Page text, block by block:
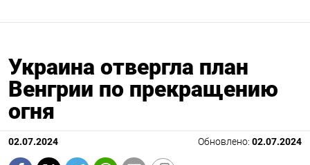
Украина отвергла план
Венгрии по прекращению
огня
02.07.2024 Обновлено: 02.07.2024